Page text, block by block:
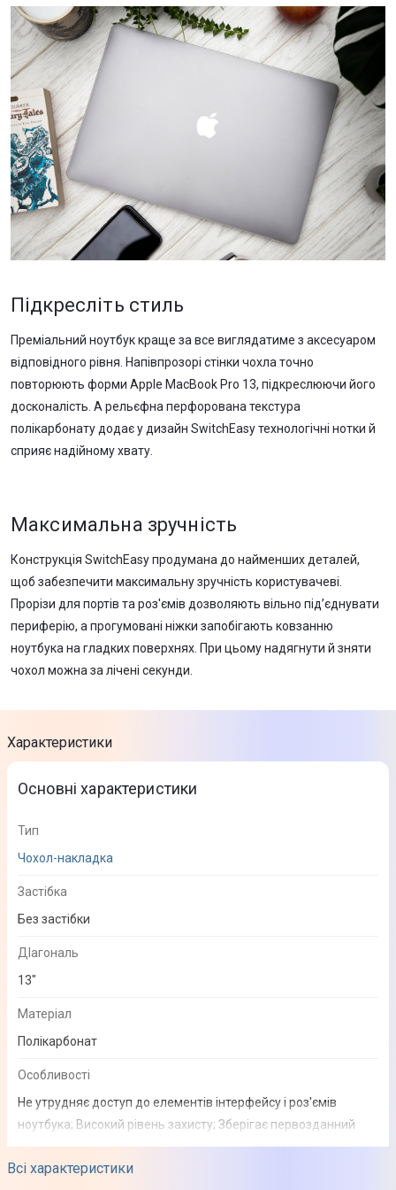
Підкресліть стиль
Преміальний ноутбук краще за все виглядатиме з аксесуаром
відповідного рівня. Напівпрозорі стінки чохла точно
повторюють форми Apple MacBook Pro 13, підкреслюючи його
досконалість. А рельєфна перфорована текстура
полікарбонату додає у дизайн SwitchEasy технологічні нотки й
сприяє надійному хвату.
Максимальна зручність
Конструкція SwitchEasy продумана до найменших деталей,
щоб забезпечити максимальну зручність користувачеві.
Прорізи для портів та роз'ємів дозволяють вільно під’єднувати
периферію, а прогумовані ніжки запобігають ковзанню
ноутбука на гладких поверхнях. При цьому надягнути й зняти
чохол можна за лічені секунди.
Характеристики
Всі характеристики
Основні характеристики
Тип
Чохол-накладка
Застібка
Без застібки
ДІагональ
13"
Матеріал
Полікарбонат
Особливості
Не утрудняє доступ до елементів інтерфейсу і роз'ємів
ноутбука; Високий рівень захисту; Зберігає первозданний
вигляд пристрою; Прогумовані ніжки
Колір